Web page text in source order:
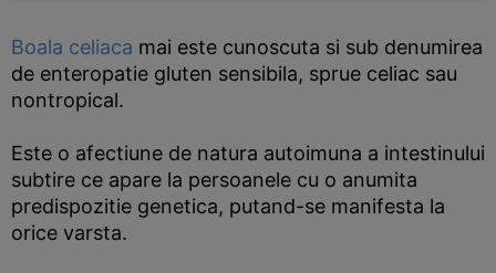
Boala celiaca mai este cunoscuta si sub denumirea
de enteropatie gluten sensibila, sprue celiac sau
nontropical.
Este o afectiune de natura autoimuna a intestinului
subtire ce apare la persoanele cu o anumita
predispozitie genetica, putand-se manifesta la
orice varsta.